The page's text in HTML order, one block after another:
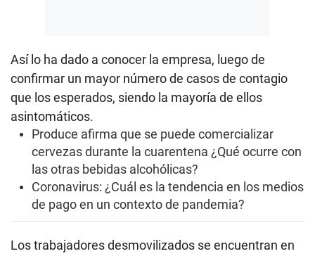
Así lo ha dado a conocer la empresa, luego de
confirmar un mayor número de casos de contagio
que los esperados, siendo la mayoría de ellos
asintomáticos.
Produce afirma que se puede comercializar
cervezas durante la cuarentena ¿Qué ocurre con
las otras bebidas alcohólicas?
Coronavirus: ¿Cuál es la tendencia en los medios
de pago en un contexto de pandemia?
Los trabajadores desmovilizados se encuentran en